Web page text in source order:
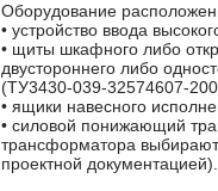
Оборудование
• устройство ввода
• щиты шкафного либо
двустороннего либо
(ТУ3430-039-32574607-
• ящики навесного
• силовой понижающий
трансформатора
проектной документацией).